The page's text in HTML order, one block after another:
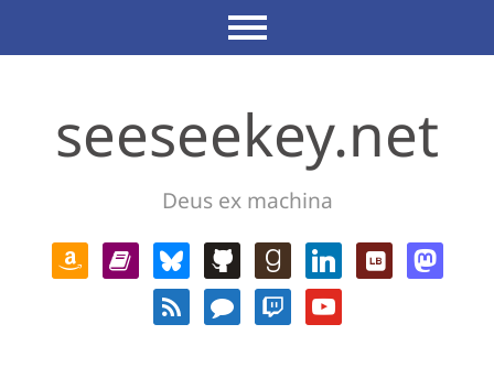
seeseekey.net
Deus ex machina